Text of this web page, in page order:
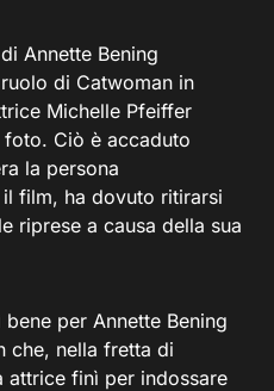
Annette Bening
di Catwoman in
Michelle Pfeiffer
Ciò è accaduto
la persona
film, ha dovuto ritirarsi
riprese a causa della sua
per Annette Bening
che, nella fretta di
attrice finì per indossare